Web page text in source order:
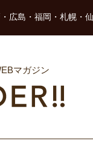
広島・福岡・札幌・
マガジン